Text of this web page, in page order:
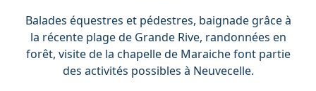
Balades équestres et pédestres, baignade grâce à
la récente plage de Grande Rive, randonnées en
forêt, visite de la chapelle de Maraiche font partie
des activités possibles à Neuvecelle.